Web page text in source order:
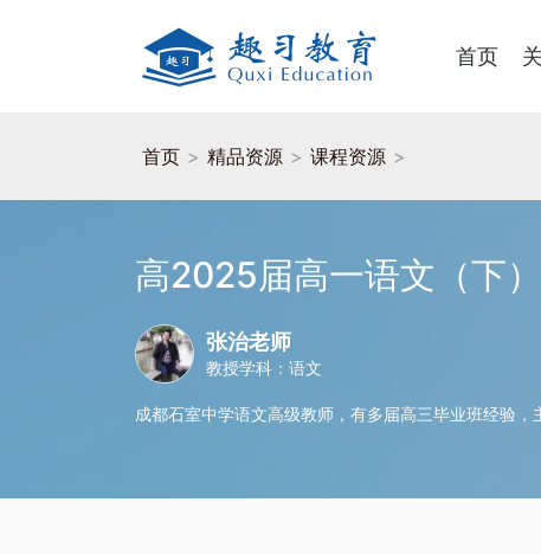
首页
首页 > 精品资源 > 课程资源 >
高2025届高一语文（下）
张治老师
教授学科：语文
成都石室中学语文高级教师，有多届高三毕业班经验